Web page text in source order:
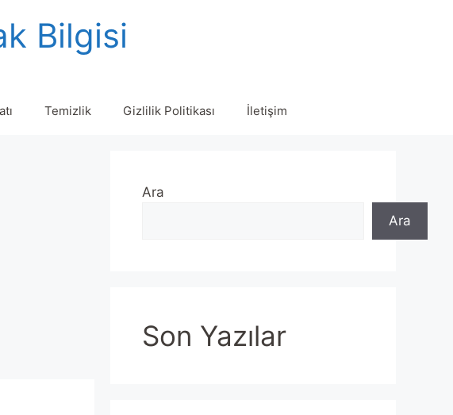
Bilgisi
Temizlik Gizlilik Politikası İletişim
Ara
Ara
Son Yazılar